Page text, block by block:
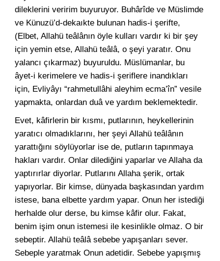
dileklerini veririm buyuruyor. Buhârîde ve Müslimde
ve Künuzü’d-dekaıkte bulunan hadis-i şerifte,
(Elbet, Allahü teâlânın öyle kulları vardır ki bir şey
için yemin etse, Allahü teâlâ, o şeyi yaratır. Onu
yalancı çıkarmaz) buyuruldu. Müslümanlar, bu
âyet-i kerimelere ve hadis-i şeriflere inandıkları
için, Evliyâyı “rahmetullâhi aleyhim ecma’în” vesile
yapmakta, onlardan duâ ve yardım beklemektedir.
Evet, kâfirlerin bir kısmı, putlarının, heykellerinin
yaratıcı olmadıklarını, her şeyi Allahü teâlânın
yarattığını söylüyorlar ise de, putların tapınmaya
hakları vardır. Onlar dilediğini yaparlar ve Allaha da
yaptırırlar diyorlar. Putlarını Allaha şerik, ortak
yapıyorlar. Bir kimse, dünyada başkasından yardım
istese, bana elbette yardım yapar. Onun her istediği
herhalde olur derse, bu kimse kâfir olur. Fakat,
benim işim onun istemesi ile kesinlikle olmaz. O bir
sebeptir. Allahü teâlâ sebebe yapışanları sever.
Sebeple yaratmak Onun adetidir. Sebebe yapışmış